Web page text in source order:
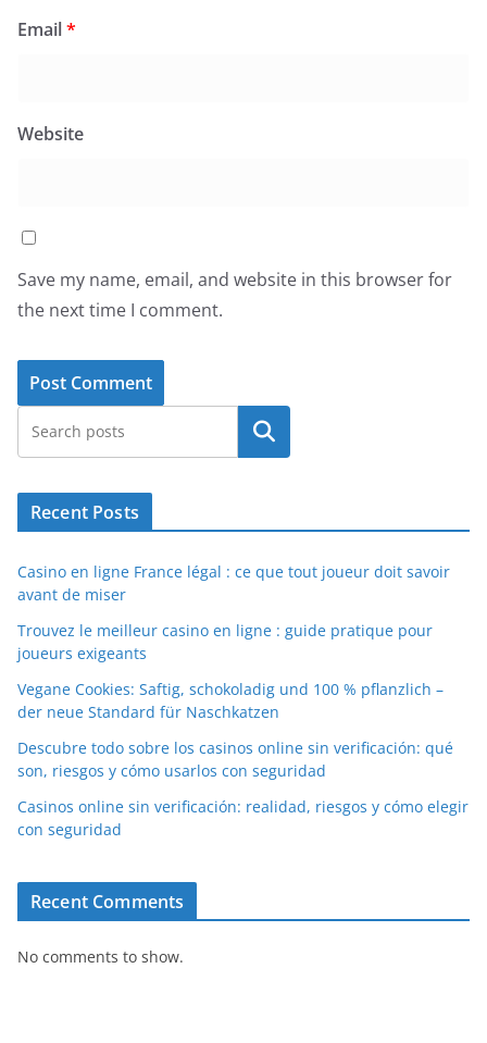
Email*
Website
Save my name, email, and website in this browser for
the next time I comment.
Search
Recent Posts
Casino en ligne France légal : ce que tout joueur doit savoir
avant de miser
Trouvez le meilleur casino en ligne : guide pratique pour
joueurs exigeants
Vegane Cookies: Saftig, schokoladig und 100 % pflanzlich –
der neue Standard für Naschkatzen
Descubre todo sobre los casinos online sin verificación: qué
son, riesgos y cómo usarlos con seguridad
Casinos online sin verificación: realidad, riesgos y cómo elegir
con seguridad
Recent Comments
No comments to show.